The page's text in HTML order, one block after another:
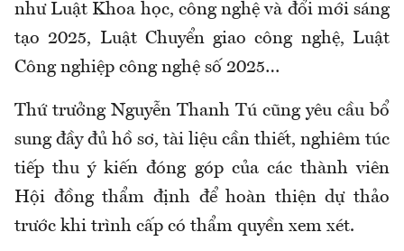
như Luật Khoa học, công nghệ và đổi mới sáng
tạo 2025, Luật Chuyển giao công nghệ, Luật
Công nghiệp công nghệ số 2025…
Thứ trưởng Nguyễn Thanh Tú cũng yêu cầu bổ
sung đầy đủ hồ sơ, tài liệu cần thiết, nghiêm túc
tiếp thu ý kiến đóng góp của các thành viên
Hội đồng thẩm định để hoàn thiện dự thảo
trước khi trình cấp có thẩm quyền xem xét.